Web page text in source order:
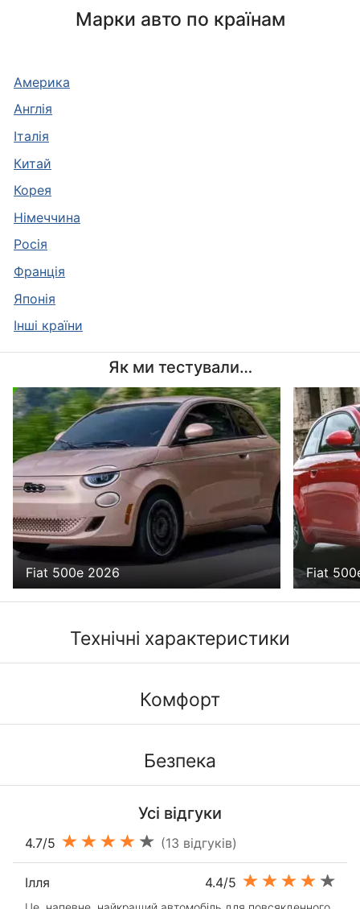
Марки авто по країнам
Америка
Англія
Італія
Китай
Корея
Німеччина
Росія
Франція
Японія
Інші країни
Як ми тестували…
Fiat 500e 2026 Fiat
Технічні характеристики
Комфорт
Безпека
Усі відгуки
4.7/5 (13 відгуків)
Ілля 4.4/5